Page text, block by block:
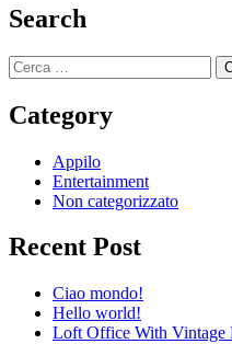
Search
Ricerca
per:
Category
Appilo
Entertainment
Non categorizzato
Recent Post
Ciao mondo!
Hello world!
Loft Office With Vintage